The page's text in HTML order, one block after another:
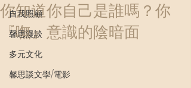
自我照顧
馨思漫談
多元文化
馨思談文學/電影
你知道你自己是誰嗎？你
『嘸』意識的陰暗面